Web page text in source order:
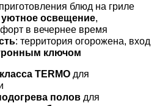
блюд на гриле
освещение,
в вечернее время
: территория огорожена, вход
ключом
TERMO для
полов для